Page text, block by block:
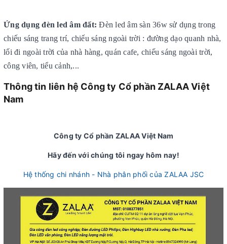
Ứng dụng đèn led âm đất:Đèn led âm sàn 36w sử dụng trong
chiếu sáng trang trí, chiếu sáng ngoài trời : đường dạo quanh nhà,
lối đi ngoài trời của nhà hàng, quán cafe, chiếu sáng ngoài trời,
công viên, tiểu cảnh,...
Thông tin liên hệ Công ty Cổ phần ZALAA Việt
Nam
Công ty Cổ phần ZALAA Việt Nam
Hãy đến với chúng tôi ngay hôm nay!
Hệ thống chi nhánh - Nhà phân phối của ZALAA JSC